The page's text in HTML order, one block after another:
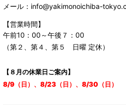
メール：info@yakimonoichiba-
【営業時間】
午前10：00～午後７：00
（第２、第４、第５ 日曜 定休）
【８月の休業日ご案内】
8/9（日）、8/23（日）、8/30（日）